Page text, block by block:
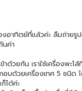
งอาทิตย์ที่แล้วค่ะ ลืมถ่ายรู
นค่า
าด้วยกัน เราใช้เครื่องพ
อบด้วยเครื่องเทศ 5 ชนิด
ได้ค่ะ